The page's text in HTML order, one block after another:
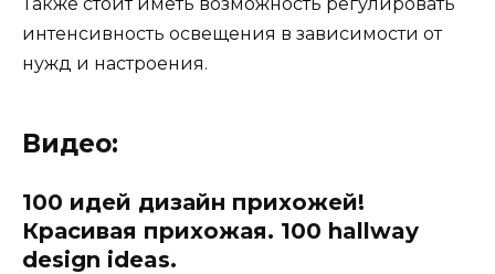
интенсивность освещения в зависимости от
нужд и настроения.
Видео:
100 идей дизайн прихожей!
Красивая прихожая. 100 hallway
design ideas.